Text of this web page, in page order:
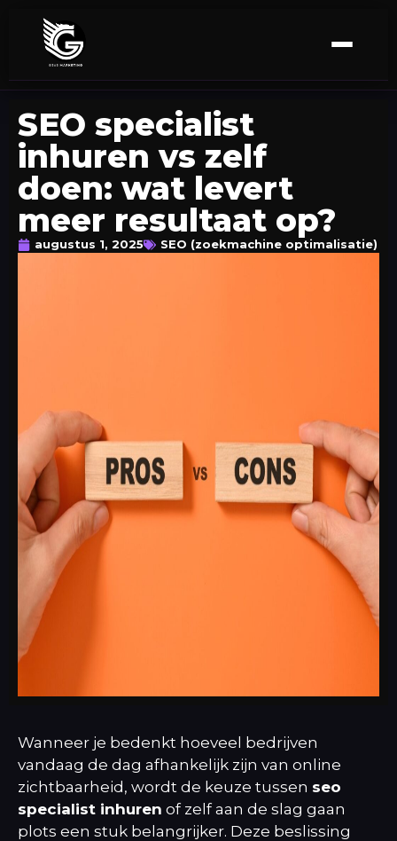
SEO specialist
inhuren vs zelf
doen: wat levert
meer resultaat op?
augustus 1, 2025 SEO (zoekmachine optimalisatie)
Wanneer je bedenkt hoeveel bedrijven
vandaag de dag afhankelijk zijn van online
zichtbaarheid, wordt de keuze tussen seo
specialist inhuren of zelf aan de slag gaan
plots een stuk belangrijker. Deze beslissing